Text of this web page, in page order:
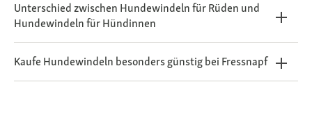
Unterschied zwischen Hundewindeln für Rüden und
Hundewindeln für Hündinnen
Kaufe Hundewindeln besonders günstig bei Fressnapf